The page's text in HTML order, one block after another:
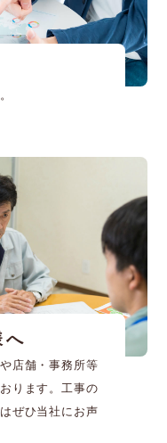
へ
店舗・事務所等
ります。工事の
ぜひ当社にお声